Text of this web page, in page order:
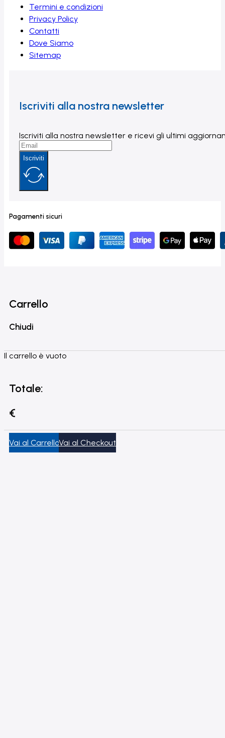
Termini e condizioni
Privacy Policy
Contatti
Dove Siamo
Sitemap
Iscriviti alla nostra newsletter
Iscriviti alla nostra newsletter e ricevi gli ultimi
Iscriviti
Pagamenti sicuri
Carrello
Chiudi
Il carrello è vuoto
Totale:
€
Vai al CarrelloVai al Checkout